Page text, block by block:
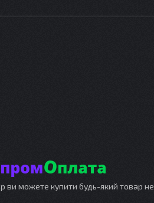
ви можете купити будь-який товар не